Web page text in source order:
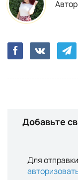
Добавьте
Для